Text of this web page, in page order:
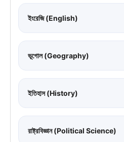
ইংরেজি (English)
ভূগোল (Geography)
ইতিহাস (History)
রাষ্ট্রবিজ্ঞান (Political Science)